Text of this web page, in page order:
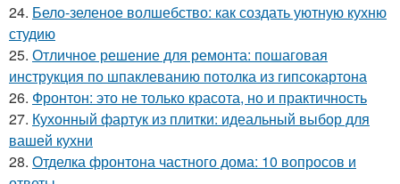
24. Бело-зеленое волшебство: как создать уютную кухню
студию
25. Отличное решение для ремонта: пошаговая
инструкция по шпаклеванию потолка из гипсокартона
26. Фронтон: это не только красота, но и практичность
27. Кухонный фартук из плитки: идеальный выбор для
вашей кухни
28. Отделка фронтона частного дома: 10 вопросов и